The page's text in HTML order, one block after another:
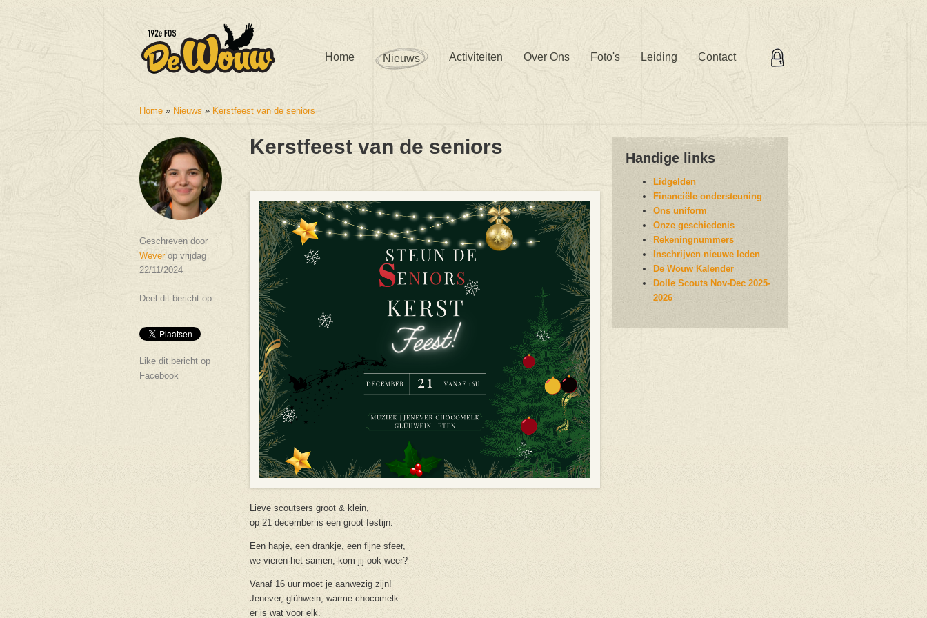
Home Nieuws Activiteiten Over Ons Foto's Leiding Contact
U bent hier
Home » Nieuws » Kerstfeest van de seniors
Geschreven door
Weverop vrijdag
22/11/2024
Deel dit bericht op
Like dit bericht op
Facebook
Kerstfeest van de seniors
Lieve scoutsers groot & klein,
op 21 december is een groot festijn.
Een hapje, een drankje, een fijne sfeer,
we vieren het samen, kom jij ook weer?
Vanaf 16 uur moet je aanwezig zijn!
Jenever, glühwein, warme chocomelk
er is wat voor elk.
Handige links
Lidgelden
Financiële ondersteuning
Ons uniform
Onze geschiedenis
Rekeningnummers
Inschrijven nieuwe leden
De Wouw Kalender
Dolle Scouts Nov-Dec 2025-
2026